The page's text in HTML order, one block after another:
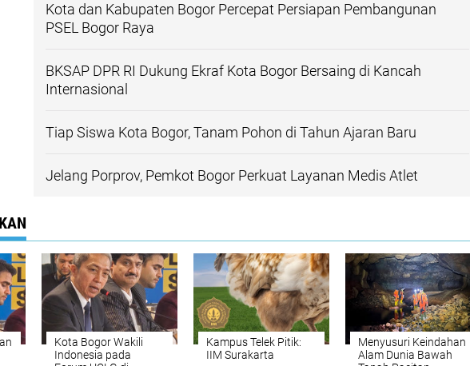
Kota dan Kabupaten Bogor Percepat Persiapan Pembangunan
PSEL Bogor Raya
BKSAP DPR RI Dukung Ekraf Kota Bogor Bersaing di Kancah
Internasional
Tiap Siswa Kota Bogor, Tanam Pohon di Tahun Ajaran Baru
Jelang Porprov, Pemkot Bogor Perkuat Layanan Medis Atlet
Kota Bogor Wakili
Indonesia pada
Kampus Telek Pitik:
IIM Surakarta
Menyusuri Keindahan
Alam Dunia Bawah